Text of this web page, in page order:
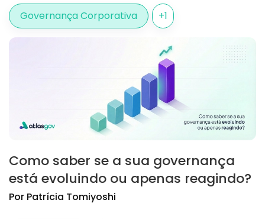
Governança Corporativa +1
Como saber se a sua governança
está evoluindo ou apenas reagindo?
Por Patrícia Tomiyoshi